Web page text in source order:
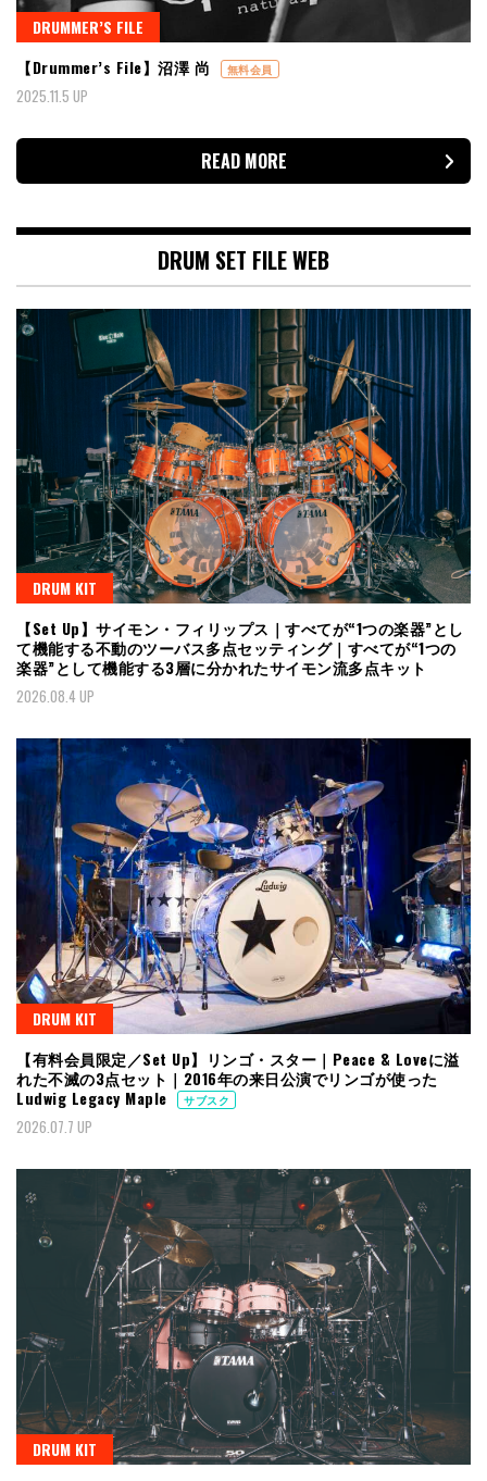
DRUMMER’S FILE
【Drummer’s File】沼澤 尚
無料会員
2025.11.5 UP
READ MORE
DRUM SET FILE WEB
DRUM KIT
【Set Up】サイモン・フィリップス｜すべてが“1つの楽器”とし
て機能する不動のツーバス多点セッティング｜すべてが“1つの
楽器”として機能する3層に分かれたサイモン流多点キット
2026.08.4 UP
DRUM KIT
【有料会員限定／Set Up】リンゴ・スター｜Peace & Loveに溢
れた不滅の3点セット｜2016年の来日公演でリンゴが使った
Ludwig Legacy Maple
サブスク
2026.07.7 UP
DRUM KIT